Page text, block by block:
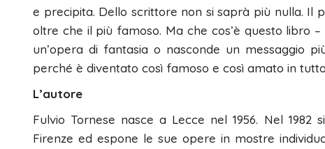
e precipita. Dello scrittore non si saprà più nulla. Il
oltre che il più famoso. Ma che cos’è questo libro
un’opera di fantasia o nasconde un messaggio
perché è diventato così famoso e così amato in
L’autore
Fulvio Tornese nasce a Lecce nel 1956. Nel 1982
Firenze ed espone le sue opere in mostre